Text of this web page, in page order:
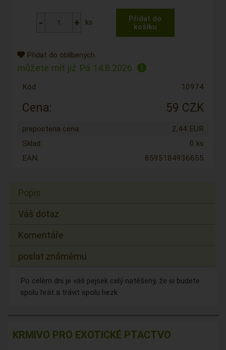
ks
Přidat do oblíbených
můžete mít již Pá 14.8.2026
Kód: 10974
Cena: 59 CZK
prepoctena cena:
2,44 EUR
Sklad:
0 ks
EAN:
8595184936655
Popis
Váš dotaz
Komentáře
poslat známému
Po celém dni je váš pejsek celý natěšený, že si budete
spolu hrát a trávit spolu hezk
KRMIVO PRO EXOTICKÉ PTACTVO